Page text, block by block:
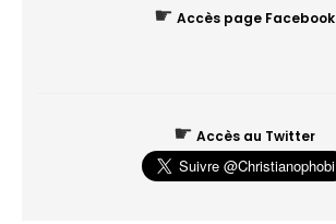
☛ Accès page Facebook
☛ Accès au Twitter